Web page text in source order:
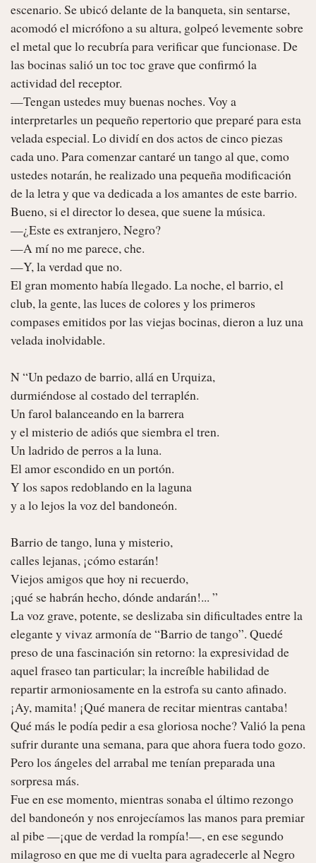
escenario. Se ubicó delante de la banqueta, sin sentarse,
acomodó el micrófono a su altura, golpeó levemente sobre
el metal que lo recubría para verificar que funcionase. De
las bocinas salió un toc toc grave que confirmó la
actividad del receptor.
—Tengan ustedes muy buenas noches. Voy a
interpretarles un pequeño repertorio que preparé para esta
velada especial. Lo dividí en dos actos de cinco piezas
cada uno. Para comenzar cantaré un tango al que, como
ustedes notarán, he realizado una pequeña modificación
de la letra y que va dedicada a los amantes de este barrio.
Bueno, si el director lo desea, que suene la música.
—¿Este es extranjero, Negro?
—A mí no me parece, che.
—Y, la verdad que no.
El gran momento había llegado. La noche, el barrio, el
club, la gente, las luces de colores y los primeros
compases emitidos por las viejas bocinas, dieron a luz una
velada inolvidable.
N “Un pedazo de barrio, allá en Urquiza,
durmiéndose al costado del terraplén.
Un farol balanceando en la barrera
y el misterio de adiós que siembra el tren.
Un ladrido de perros a la luna.
El amor escondido en un portón.
Y los sapos redoblando en la laguna
y a lo lejos la voz del bandoneón.
Barrio de tango, luna y misterio,
calles lejanas, ¡cómo estarán!
Viejos amigos que hoy ni recuerdo,
¡qué se habrán hecho, dónde andarán!... ”
La voz grave, potente, se deslizaba sin dificultades entre la
elegante y vivaz armonía de “Barrio de tango”. Quedé
preso de una fascinación sin retorno: la expresividad de
aquel fraseo tan particular; la increíble habilidad de
repartir armoniosamente en la estrofa su canto afinado.
¡Ay, mamita! ¡Qué manera de recitar mientras cantaba!
Qué más le podía pedir a esa gloriosa noche? Valió la pena
sufrir durante una semana, para que ahora fuera todo gozo.
Pero los ángeles del arrabal me tenían preparada una
sorpresa más.
Fue en ese momento, mientras sonaba el último rezongo
del bandoneón y nos enrojecíamos las manos para premiar
al pibe —¡que de verdad la rompía!—, en ese segundo
milagroso en que me di vuelta para agradecerle al Negro